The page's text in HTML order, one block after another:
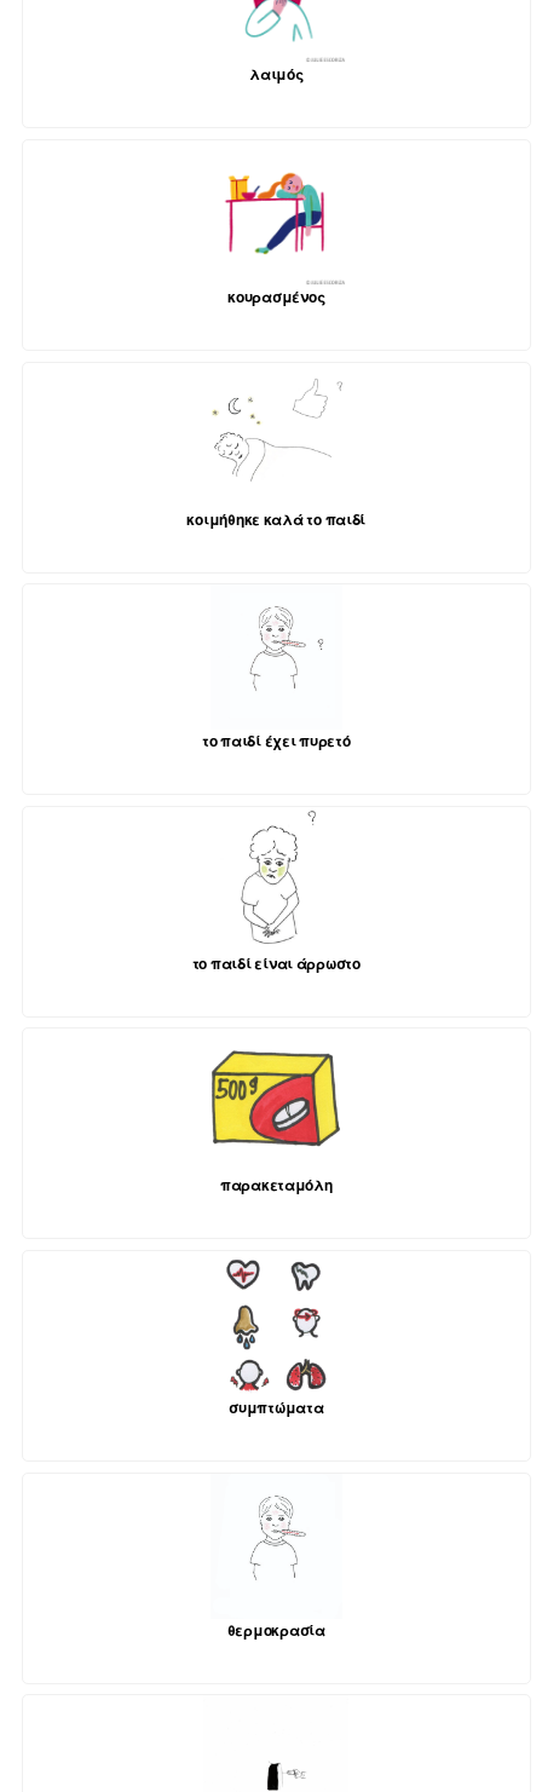
λαιμός
κουρασμένος
κοιμήθηκε καλά το παιδί
το παιδί έχει πυρετό
το παιδί είναι άρρωστο
παρακεταμόλη
συμπτώματα
θερμοκρασία